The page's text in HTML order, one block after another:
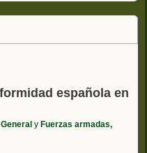
española en
y Fuerzas armadas,